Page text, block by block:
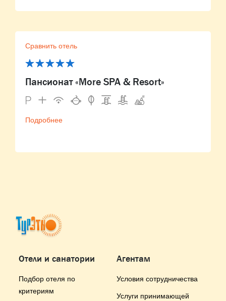
Сравнить отель
Пансионат «More SPA & Resort»
Подробнее
Отели и санатории
Подбор отеля по
критериям
Агентам
Условия сотрудничества
Услуги принимающей